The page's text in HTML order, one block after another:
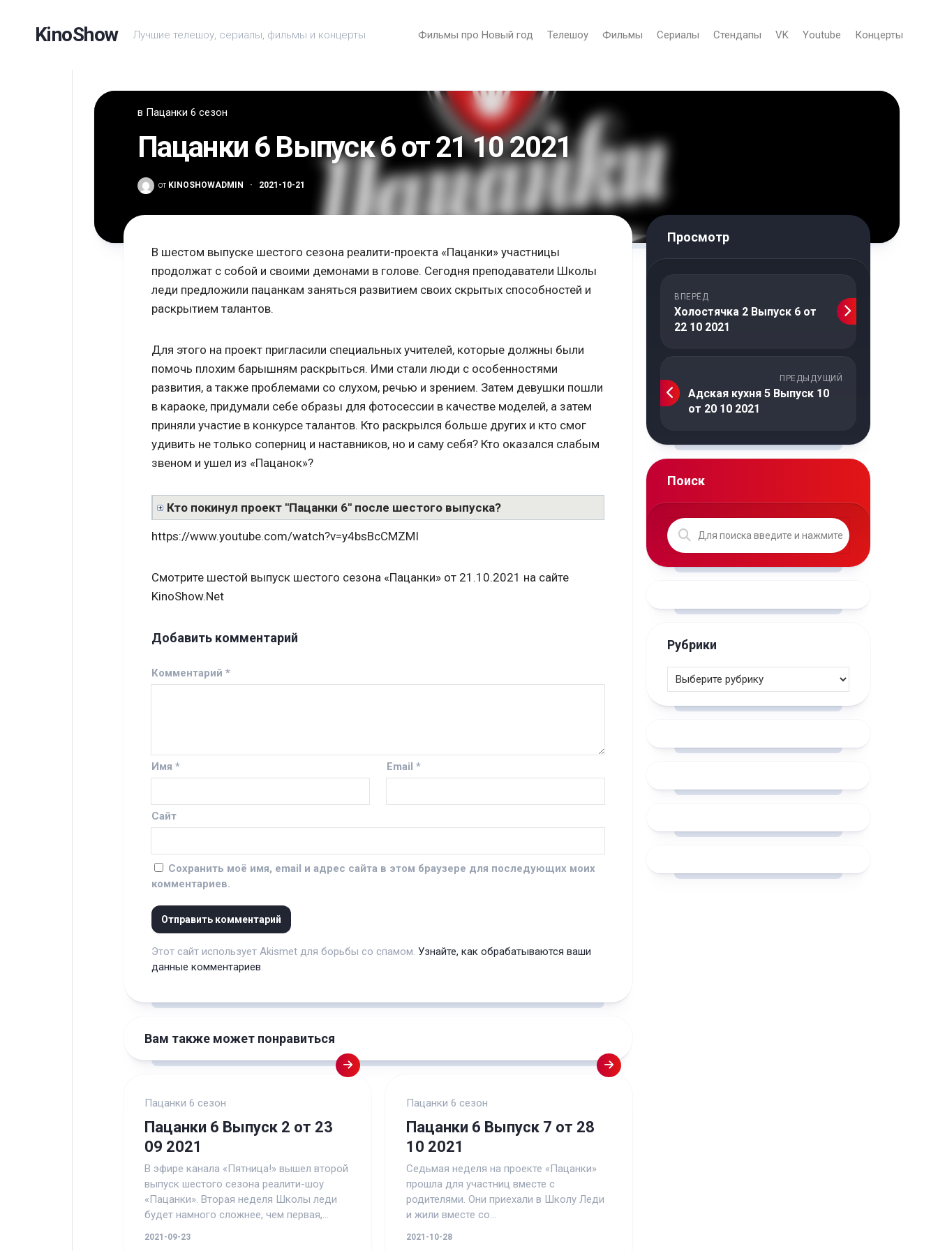
содержаниюKinoShow Лучшие телешоу, сериалы, фильмы и концерты Фильмы про Новый год Телешоу Фильмы Сериалы Стендапы VK Youtube Концерты
в Пацанки 6 сезон
Пацанки 6 Выпуск 6 от 21 10 2021
отKINOSHOWADMIN · 2021-10-21
В шестом выпуске шестого сезона реалити-проекта «Пацанки» участницы
продолжат с собой и своими демонами в голове. Сегодня преподаватели Школы
леди предложили пацанкам заняться развитием своих скрытых способностей и
раскрытием талантов.
Для этого на проект пригласили специальных учителей, которые должны были
помочь плохим барышням раскрыться. Ими стали люди с особенностями
развития, а также проблемами со слухом, речью и зрением. Затем девушки пошли
в караоке, придумали себе образы для фотосессии в качестве моделей, а затем
приняли участие в конкурсе талантов. Кто раскрылся больше других и кто смог
удивить не только соперниц и наставников, но и саму себя? Кто оказался слабым
звеном и ушел из «Пацанок»?
Кто покинул проект "Пацанки 6" после шестого выпуска?
https://www.youtube.com/watch?v=y4bsBcCMZMI
Смотрите шестой выпуск шестого сезона «Пацанки» от 21.10.2021 на сайте
KinoShow.Net
Добавить комментарий
Комментарий *
Имя * Email*
Сайт
Сохранить моё имя, email и адрес сайта в этом браузере для последующих моих
комментариев.
Этот сайт использует Akismet для борьбы со спамом. Узнайте, как обрабатываются ваши
данные комментариев.
Вам также может понравиться
Пацанки 6 сезон
Пацанки 6 Выпуск 2 от 23
09 2021
В эфире канала «Пятница!» вышел второй
выпуск шестого сезона реалити-шоу
«Пацанки». Вторая неделя Школы леди
будет намного сложнее, чем первая,...
2021-09-23
Пацанки 6 сезон
Пацанки 6 Выпуск 7 от 28
10 2021
Седьмая неделя на проекте «Пацанки»
прошла для участниц вместе с
родителями. Они приехали в Школу Леди
и жили вместе со...
2021-10-28
Просмотр
ВПЕРЁД
Холостячка 2 Выпуск 6 от
22 10 2021
ПРЕДЫДУЩИЙ
Адская кухня 5 Выпуск 10
от 20 10 2021
Поиск
Рубрики